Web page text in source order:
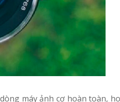
máy ảnh cơ hoàn toàn,